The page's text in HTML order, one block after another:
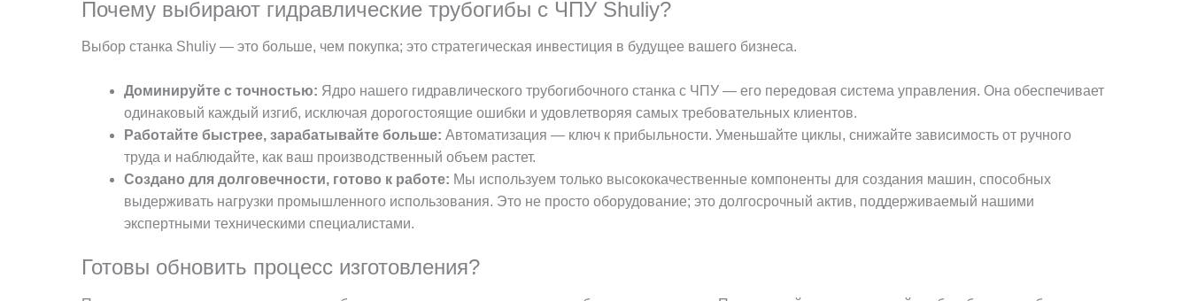
Почему выбирают гидравлические трубогибы с ЧПУ Shuliy?
Выбор станка Shuliy — это больше, чем покупка; это стратегическая инвестиция в будущее вашего бизнеса.
Доминируйте с точностью: Ядро нашего гидравлического трубогибочного станка с ЧПУ — его передовая система управления. Она обеспечивает
одинаковый каждый изгиб, исключая дорогостоящие ошибки и удовлетворяя самых требовательных клиентов.
Работайте быстрее, зарабатывайте больше: Автоматизация — ключ к прибыльности. Уменьшайте циклы, снижайте зависимость от ручного
труда и наблюдайте, как ваш производственный объем растет.
Создано для долговечности, готово к работе: Мы используем только высококачественные компоненты для создания машин, способных
выдерживать нагрузки промышленного использования. Это не просто оборудование; это долгосрочный актив, поддерживаемый нашими
экспертными техническими специалистами.
Готовы обновить процесс изготовления?